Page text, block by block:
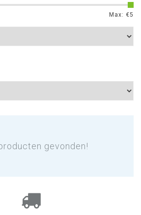
Max: €5
gevonden!